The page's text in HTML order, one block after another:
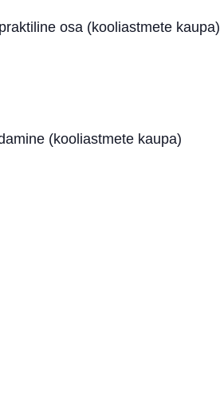
osa (kooliastmete kaupa)
(kooliastmete kaupa)